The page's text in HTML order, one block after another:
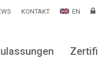
KONTAKT EN